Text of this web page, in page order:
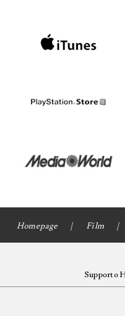
Homepage Film
Supporto